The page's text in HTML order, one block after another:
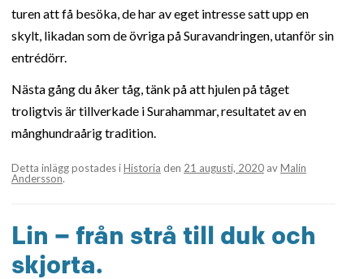
turen att få besöka, de har av eget intresse satt upp en
skylt, likadan som de övriga på Suravandringen, utanför sin
entrédörr.
Nästa gång du åker tåg, tänk på att hjulen på tåget
troligtvis är tillverkade i Surahammar, resultatet av en
månghundraårig tradition.
Detta inlägg postades iHistoria den 21 augusti, 2020 avMalin
Andersson.
Lin – från strå till duk och
skjorta.